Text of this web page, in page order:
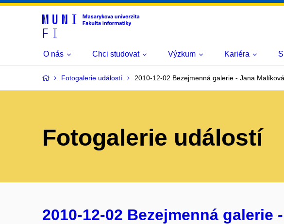
O nás Chci studovat Výzkum Kariéra
Fotogalerie událostí 2010-12-02 Bezejmenná galerie - Jana Malíková
Fotogalerie událostí
2010-12-02 Bezejmenná galerie